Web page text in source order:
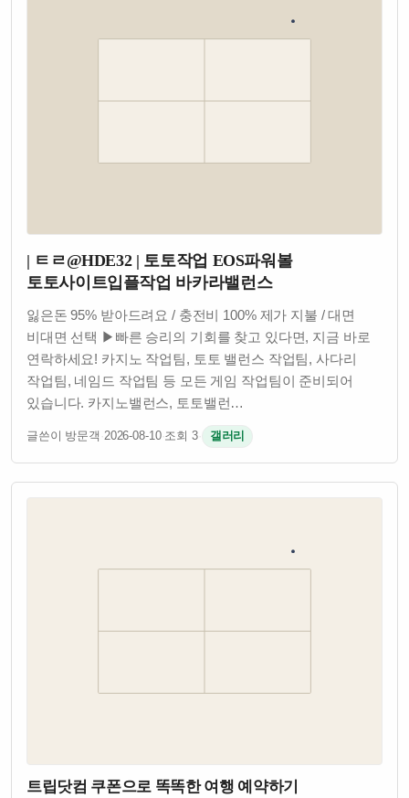
| ㅌㄹ@HDE32 | 토토작업 EOS파워볼
토토사이트입플작업 바카라밸런스
잃은돈 95% 받아드려요 / 충전비 100% 제가 지불 / 대면
비대면 선택 ▶빠른 승리의 기회를 찾고 있다면, 지금 바로
연락하세요! 카지노 작업팀, 토토 밸런스 작업팀, 사다리
작업팀, 네임드 작업팀 등 모든 게임 작업팀이 준비되어
있습니다. 카지노밸런스, 토토밸런…
글쓴이 방문객 ·2026-08-10·조회 3· 갤러리
트립닷컴 쿠폰으로 똑똑한 여행 예약하기